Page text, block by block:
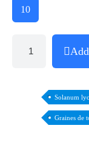
10
Solanum
Graines de